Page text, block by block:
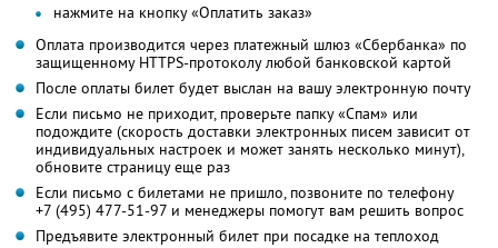
нажмите на кнопку «Оплатить заказ»
Оплата производится через платежный шлюз «Сбербанка» по
защищенному HTTPS-протоколу любой банковской картой
После оплаты билет будет выслан на вашу электронную почту
Если письмо не приходит, проверьте папку «Спам» или
подождите (скорость доставки электронных писем зависит от
индивидуальных настроек и может занять несколько минут),
обновите страницу еще раз
Если письмо с билетами не пришло, позвоните по телефону
+7 (495) 477-51-97 и менеджеры помогут вам решить вопрос
Предъявите электронный билет при посадке на теплоход